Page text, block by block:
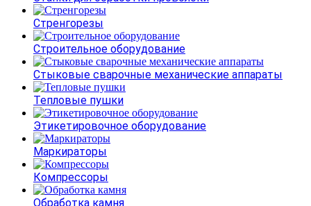
Стренгорезы
Строительное оборудование
Стыковые сварочные механические аппараты
Тепловые пушки
Этикетировочное оборудование
Маркираторы
Компрессоры
Обработка камня